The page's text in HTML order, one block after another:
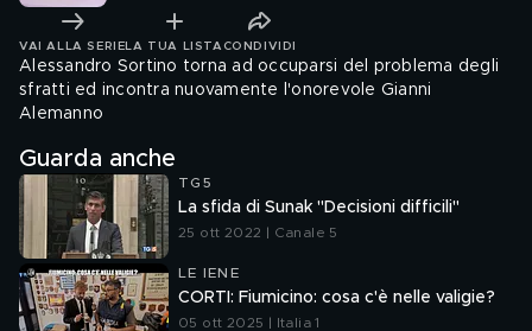
VAI ALLA SERIE LA TUA LISTA CONDIVIDI
Alessandro Sortino torna ad occuparsi del problema degli
sfratti ed incontra nuovamente l'onorevole Gianni
Alemanno
Guarda anche
TG5
La sfida di Sunak "Decisioni difficili"
25 ott 2022 | Canale 5
LE IENE
CORTI: Fiumicino: cosa c'è nelle valigie?
05 ott 2025 | Italia 1